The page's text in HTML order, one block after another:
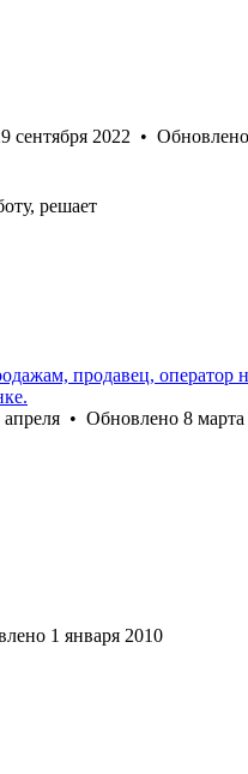
сентября 2022 • Обновлено
решает
продавец, оператор
апреля • Обновлено 8 марта
1 января 2010